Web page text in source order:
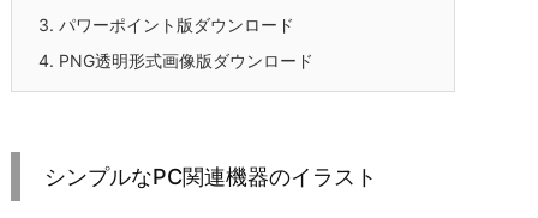
3. パワーポイント版ダウンロード
4. PNG透明形式画像版ダウンロード
シンプルなPC関連機器のイラスト